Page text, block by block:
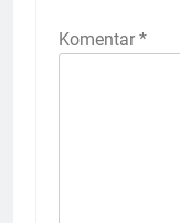
Komentar *